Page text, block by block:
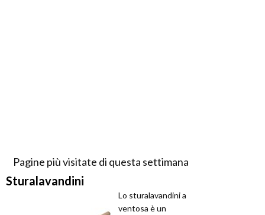
Pagine più visitate di questa settimana
Sturalavandini
Lo sturalavandini a
ventosa è un